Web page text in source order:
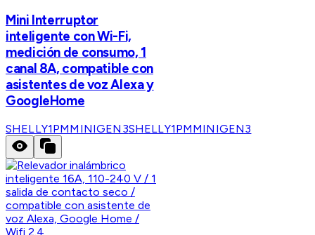
Mini Interruptor
inteligente con Wi-Fi,
medición de consumo, 1
canal 8A, compatible con
asistentes de voz Alexa y
GoogleHome
SHELLY1PMMINIGEN3SHELLY1PMMINIGEN3